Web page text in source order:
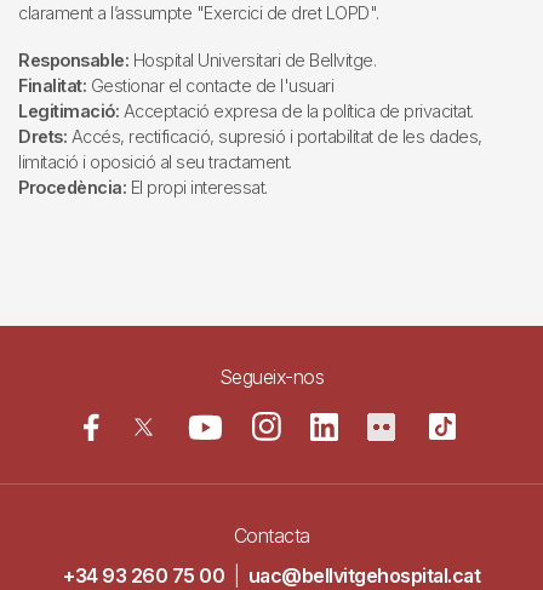
clarament a l’assumpte "Exercici de dret LOPD".
Responsable: Hospital Universitari de Bellvitge.
Finalitat: Gestionar el contacte de l'usuari
Legitimació: Acceptació expresa de la política de privacitat.
Drets: Accés, rectificació, supresió i portabilitat de les dades,
limitació i oposició al seu tractament.
Procedència: El propi interessat.
Segueix-nos
Contacta
+34 93 260 75 00
uac@bellvitgehospital.cat